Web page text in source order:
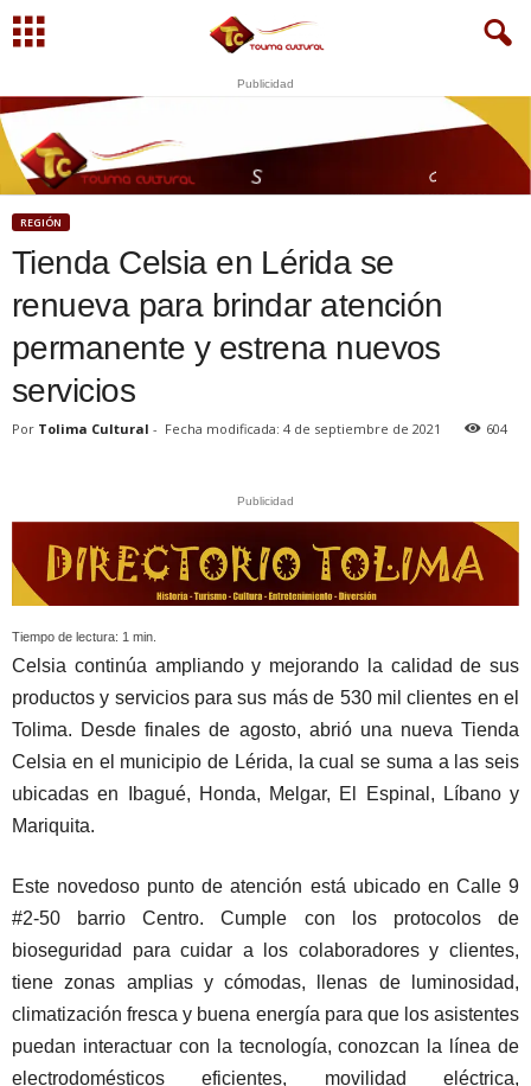
Publicidad
N
REGIÓN
Tienda Celsia en Lérida se
renueva para brindar atención
permanente y estrena nuevos
servicios
Por Tolima Cultural - Fecha modificada: 4 de septiembre de 2021 604
Publicidad
Tiempo de lectura: 1 min.
Celsia continúa ampliando y mejorando la calidad de sus
productos y servicios para sus más de 530 mil clientes en el
Tolima. Desde finales de agosto, abrió una nueva Tienda
Celsia en el municipio de Lérida, la cual se suma a las seis
ubicadas en Ibagué, Honda, Melgar, El Espinal, Líbano y
Mariquita.
Este novedoso punto de atención está ubicado en Calle 9
#2-50 barrio Centro. Cumple con los protocolos de
bioseguridad para cuidar a los colaboradores y clientes,
tiene zonas amplias y cómodas, llenas de luminosidad,
climatización fresca y buena energía para que los asistentes
puedan interactuar con la tecnología, conozcan la línea de
electrodomésticos eficientes, movilidad eléctrica,